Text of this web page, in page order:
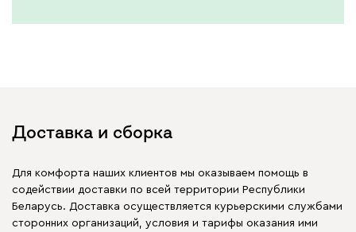
Доставка и сборка
Для комфорта наших клиентов мы оказываем помощь в
содействии доставки по всей территории Республики
Беларусь. Доставка осуществляется курьерскими службами
сторонних организаций, условия и тарифы оказания ими